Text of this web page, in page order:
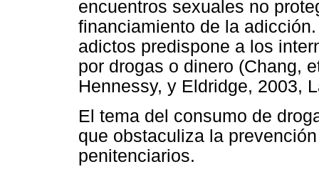
encuentros sexuales no
financiamiento de la
adictos predispone a los
por drogas o dinero (Chang,
Hennessy, y Eldridge, 2003,
El tema del consumo de
que obstaculiza la
penitenciarios.